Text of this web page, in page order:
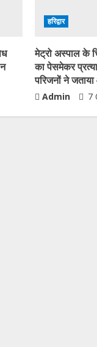
हरिद्वार
मेट्रो अस्पाल के
का पेसमेकर
परिजनों ने
Admin 7